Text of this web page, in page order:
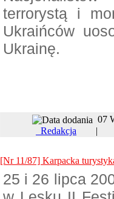
terrorystą i
Ukraińców
Ukrainę.
Redakcja
[Nr 11/87] Karpacka
25 i 26 lipca